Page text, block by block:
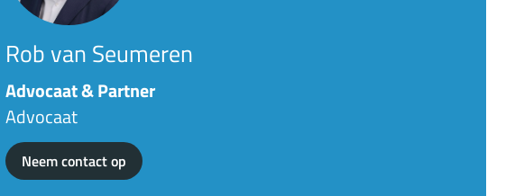
Rob van Seumeren
Advocaat & Partner
Advocaat
Neem contact op